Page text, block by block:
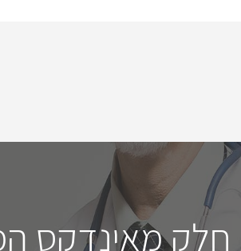
חלק מאינדקס